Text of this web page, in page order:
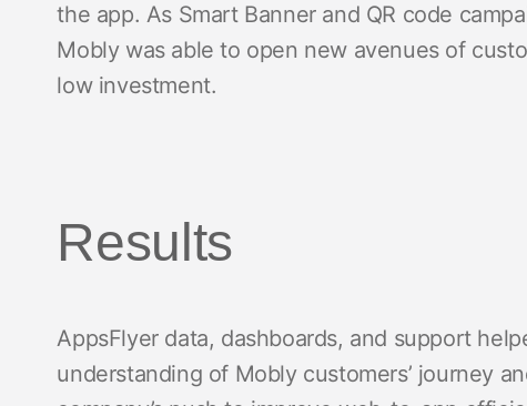
the app. As Smart Banner and QR code
Mobly was able to open new avenues of
low investment.
Results
AppsFlyer data, dashboards, and support
understanding of Mobly customers’ journey